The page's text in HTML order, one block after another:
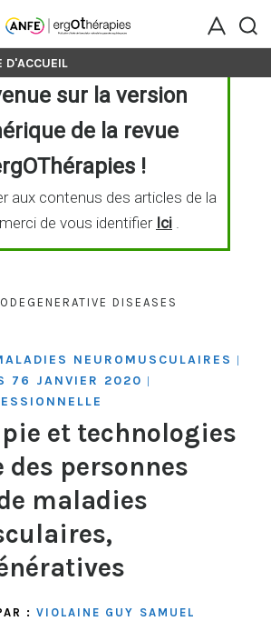
D'ACCUEIL
sur la version
de la revue
!
aux contenus des articles de la
de vous identifier Ici.
DISEASES
NEUROMUSCULAIRES |
76 JANVIER 2020 |
et technologies
des personnes
maladies
: VIOLAINE GUY SAMUEL